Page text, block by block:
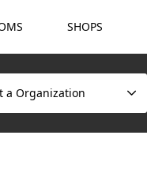
SHOPS
a Organization